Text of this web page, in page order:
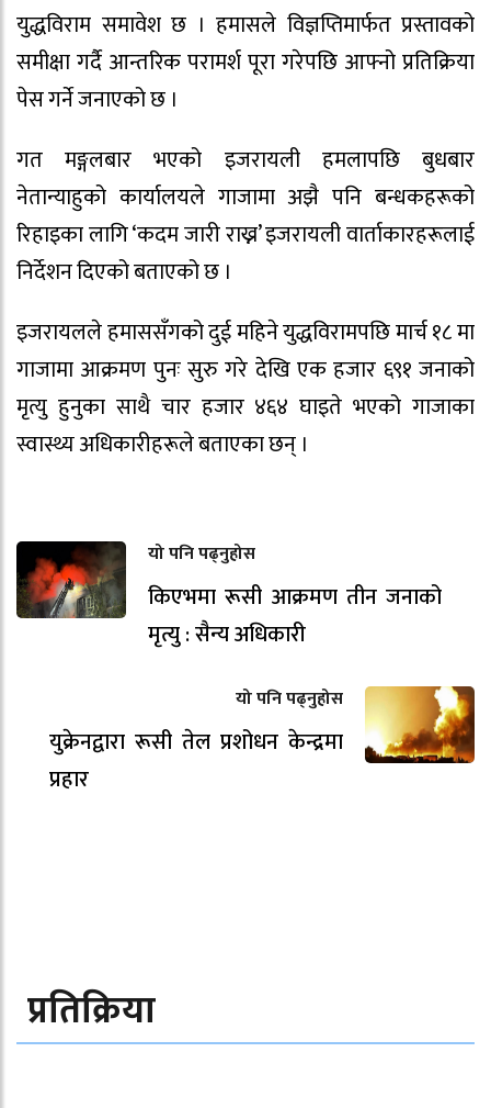
युद्धविराम समावेश छ । हमासले विज्ञप्तिमार्फत प्रस्तावको
समीक्षा गर्दै आन्तरिक परामर्श पूरा गरेपछि आफ्नो प्रतिक्रिया
पेस गर्ने जनाएको छ ।
गत मङ्गलबार भएको इजरायली हमलापछि बुधबार
नेतान्याहुको कार्यालयले गाजामा अझै पनि बन्धकहरूको
रिहाइका लागि ‘कदम जारी राख्न’ इजरायली वार्ताकारहरूलाई
निर्देशन दिएको बताएको छ ।
इजरायलले हमाससँगको दुई महिने युद्धविरामपछि मार्च १८ मा
गाजामा आक्रमण पुनः सुरु गरे देखि एक हजार ६९१ जनाको
मृत्यु हुनुका साथै चार हजार ४६४ घाइते भएको गाजाका
स्वास्थ्य अधिकारीहरूले बताएका छन् ।
यो पनि पढ्नुहोस
किएभमा रूसी आक्रमण तीन जनाको
मृत्यु : सैन्य अधिकारी
यो पनि पढ्नुहोस
युक्रेनद्वारा रूसी तेल प्रशोधन केन्द्रमा
प्रहार
प्रतिक्रिया